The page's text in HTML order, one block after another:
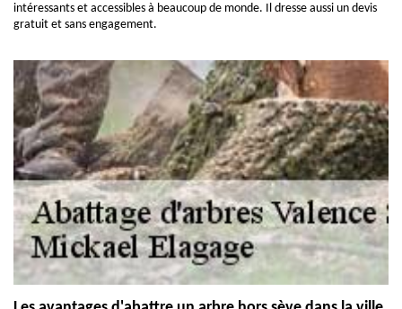
intéressants et accessibles à beaucoup de monde. Il dresse aussi un devis
gratuit et sans engagement.